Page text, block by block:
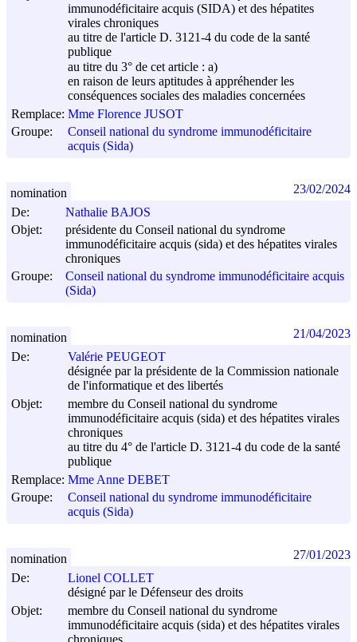
immunodéficitaire acquis (SIDA) et des hépatites
virales chroniques
au titre de l'article D. 3121-4 du code de la santé
publique
au titre du 3° de cet article : a)
en raison de leurs aptitudes à appréhender les
conséquences sociales des maladies concernées
Remplace: Mme Florence JUSOT
Groupe:
Conseil national du syndrome immunodéficitaire
acquis (Sida)
De:
Nathalie BAJOS
Objet:
présidente du Conseil national du syndrome
immunodéficitaire acquis (sida) et des hépatites virales
chroniques
Groupe:
Conseil national du syndrome immunodéficitaire acquis
(Sida)
nomination 23/02/2024
De:
Valérie PEUGEOT
désignée par la présidente de la Commission nationale
de l'informatique et des libertés
Objet:
membre du Conseil national du syndrome
immunodéficitaire acquis (sida) et des hépatites virales
chroniques
au titre du 4° de l'article D. 3121-4 du code de la santé
publique
Remplace: Mme Anne DEBET
Groupe:
Conseil national du syndrome immunodéficitaire
acquis (Sida)
nomination 21/04/2023
De:
Lionel COLLET
désigné par le Défenseur des droits
Objet:
membre du Conseil national du syndrome
immunodéficitaire acquis (sida) et des hépatites virales
nomination 27/01/2023